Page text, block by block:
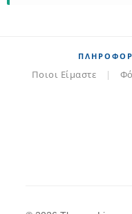
Ποιοι Είμαστε |